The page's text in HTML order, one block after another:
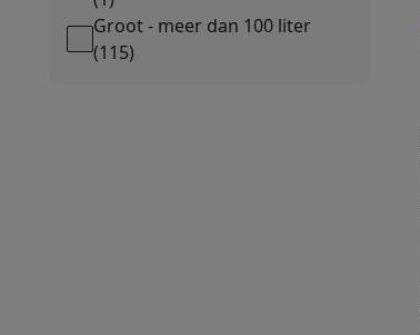
Groot - meer dan 100 liter
(115)